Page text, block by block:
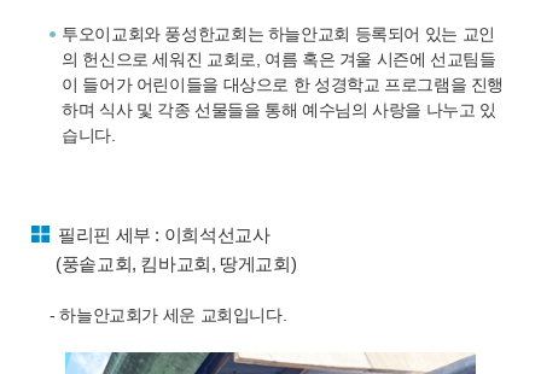
투오이교회와 풍성한교회는 하늘안교회 등록되어 있는 교인
의 헌신으로 세워진 교회로, 여름 혹은 겨울 시즌에 선교팀들
이 들어가 어린이들을 대상으로 한 성경학교 프로그램을 진행
하며 식사 및 각종 선물들을 통해 예수님의 사랑을 나누고 있
습니다.
필리핀 세부 : 이희석선교사
(풍솥교회, 킴바교회, 땅게교회)
- 하늘안교회가 세운 교회입니다.